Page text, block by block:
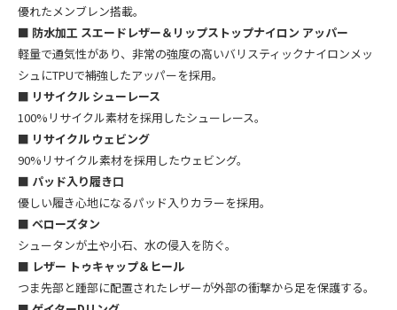
優れたメンブレン搭載。
■ 防水加工 スエードレザー＆リップストップナイロン アッパー
軽量で通気性があり、非常の強度の高いバリスティックナイロンメッ
シュにTPUで補強したアッパーを採用。
■ リサイクル シューレース
100%リサイクル素材を採用したシューレース。
■ リサイクル ウェビング
90%リサイクル素材を採用したウェビング。
■ パッド入り履き口
優しい履き心地になるパッド入りカラーを採用。
■ ベローズタン
シュータンが土や小石、水の侵入を防ぐ。
■ レザー トゥキャップ＆ヒール
つま先部と踵部に配置されたレザーが外部の衝撃から足を保護する。